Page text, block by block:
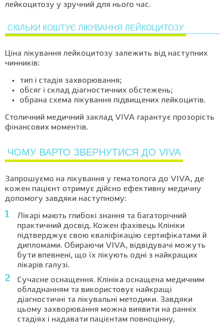
лейкоцитозу у зручний для нього час.
СКІЛЬКИ КОШТУЄ ЛІКУВАННЯ ЛЕЙКОЦИТОЗУ
Ціна лікування лейкоцитозу залежить від наступних
чинників:
тип і стадія захворювання;
обсяг і склад діагностичних обстежень;
обрана схема лікування підвищених лейкоцитів.
Столичний медичний заклад VIVA гарантує прозорість
фінансових моментів.
ЧОМУ ВАРТО ЗВЕРНУТИСЯ ДО VIVA
Запрошуємо на лікування у гематолога до VIVA, де
кожен пацієнт отримує дійсно ефективну медичну
допомогу завдяки наступному:
Лікарі мають глибокі знання та багаторічний
практичний досвід. Кожен фахівець Клініки
підтверджує свою кваліфікацію сертифікатами й
дипломами. Обираючи VIVA, відвідувачі можуть
бути впевнені, що їх лікують одні з найкращих
лікарів галузі.
Сучасне оснащення. Клініка оснащена медичним
обладнанням та використовує найкращі
діагностичні та лікувальні методики. Завдяки
цьому захворювання можна виявити на ранніх
стадіях і надавати пацієнтам повноцінну,